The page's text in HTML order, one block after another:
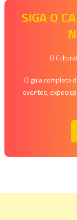
de
Post
SIGA O
O
O guia completo
eventos,